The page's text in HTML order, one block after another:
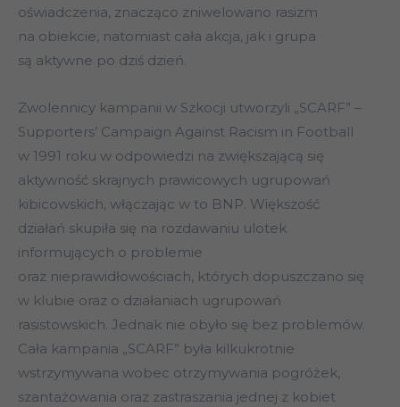
oświadczenia, znacząco zniwelowano rasizm
na obiekcie, natomiast cała akcja, jak i grupa
są aktywne po dziś dzień.
Zwolennicy kampanii w Szkocji utworzyli „SCARF” –
Supporters’ Campaign Against Racism in Football
w 1991 roku w odpowiedzi na zwiększającą się
aktywność skrajnych prawicowych ugrupowań
kibicowskich, włączając w to BNP. Większość
działań skupiła się na rozdawaniu ulotek
informujących o problemie
oraz nieprawidłowościach, których dopuszczano się
w klubie oraz o działaniach ugrupowań
rasistowskich. Jednak nie obyło się bez problemów.
Cała kampania „SCARF” była kilkukrotnie
wstrzymywana wobec otrzymywania pogróżek,
szantażowania oraz zastraszania jednej z kobiet